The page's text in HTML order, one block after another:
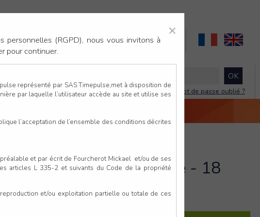
Mot de passe oublié ?
Bibchip),
(44) - La Remaudière - 18
×
personnelles (RGPD), nous vous invitons à
pour continuer.
représenté par SAS Timepulse,met à disposition de
par laquelle l’utilisateur accède au site et utilise ses
l’acceptation de l’ensemble des conditions décrites
et par écrit de Fourcherot Mickael et/ou de ses
articles L 335-2 et suivants du Code de la propriété
et/ou exploitation partielle ou totale de ces